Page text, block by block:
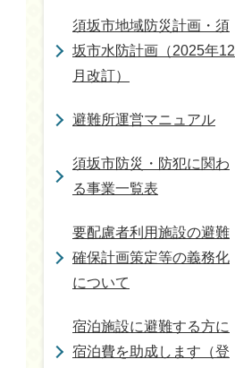
須坂市地域防災計画・須
坂市水防計画（2025年12
月改訂）
避難所運営マニュアル
須坂市防災・防犯に関わ
る事業一覧表
要配慮者利用施設の避難
確保計画策定等の義務化
について
宿泊施設に避難する方に
宿泊費を助成します（登